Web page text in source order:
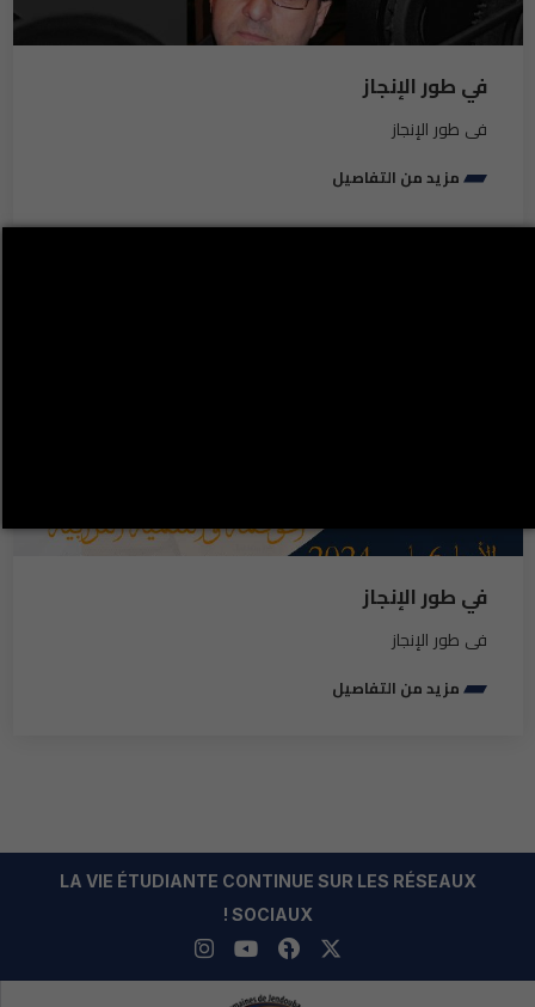
في طور الإنجاز
في طور الإنجاز
مزيد من التفاصيل
في طور الإنجاز
في طور الإنجاز
مزيد من التفاصيل
LA VIE ÉTUDIANTE CONTINUE SUR LES RÉSEAUX
SOCIAUX !